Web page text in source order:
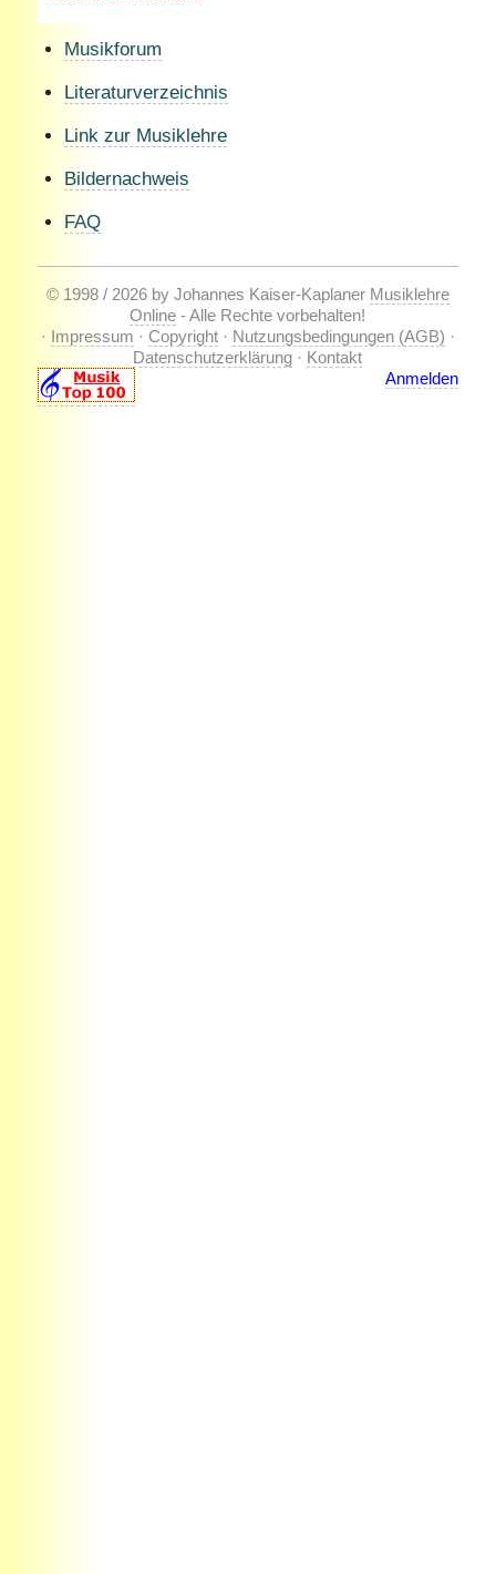
Musikforum
Literaturverzeichnis
Link zur Musiklehre
Bildernachweis
FAQ
© 1998 / 2026 by Johannes Kaiser-Kaplaner Musiklehre
Online - Alle Rechte vorbehalten!
· Impressum · Copyright· Nutzungsbedingungen (AGB) ·
Datenschutzerklärung · Kontakt
Anmelden